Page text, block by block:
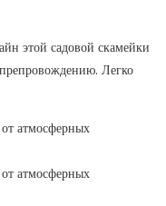
этой садовой скамейки
Легко